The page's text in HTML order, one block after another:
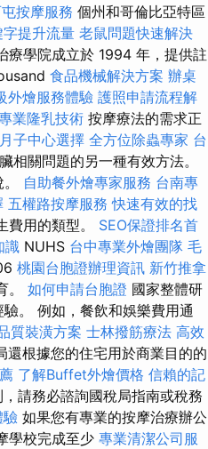
按摩服務 個州和哥倫比亞特區
提升流量 老鼠問題快速解決
療學院成立於 1994 年，提供註
食品機械解決方案 辦桌
外燴服務體驗 護照申請流程解
業隆乳技術 按摩療法的需求正
子中心選擇 全方位除蟲專家 台
相關問題的另一種有效方法。
自助餐外燴專家服務 台南專
五權路按摩服務快速有效的找
費用的類型。 SEO保證排名首
識 NUHS 台中專業外燴團隊 毛
桃園台胞證辦理資訊 新竹推拿
。 如何申請台胞證 國家整體研
。 例如，餐飲和娛樂費用通
質裝潢方案 士林撥筋療法 高效
還根據您的住宅用於商業目的的
了解Buffet外燴價格 信賴的記
請務必諮詢國稅局指南或稅務
驗 如果您有專業的按摩治療辦公
學校完成至少 專業清潔公司服